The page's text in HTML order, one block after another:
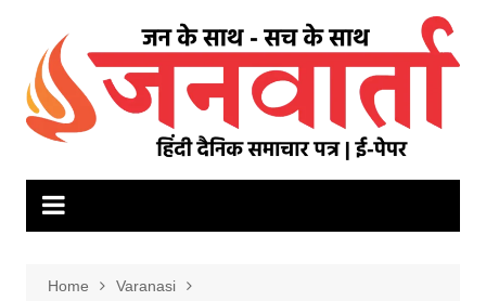
content
Home
Varanasi